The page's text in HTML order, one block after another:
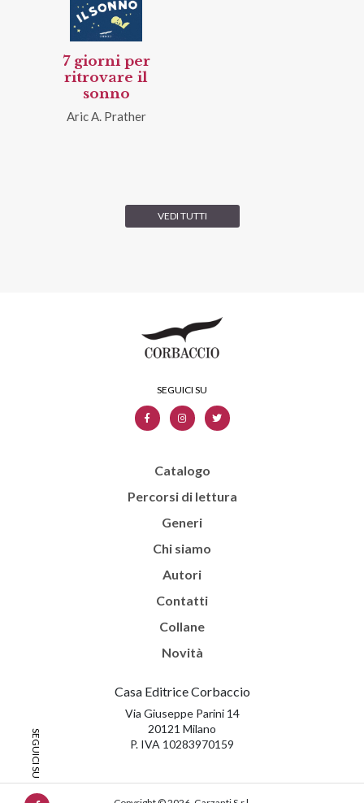
7 giorni per
ritrovare il
sonno
Aric A. Prather
VEDI TUTTI
Catalogo
Percorsi di lettura
Generi
Chi siamo
Autori
Contatti
Collane
Novità
Casa Editrice Corbaccio
Via Giuseppe Parini 14
20121 Milano
P. IVA 10283970159